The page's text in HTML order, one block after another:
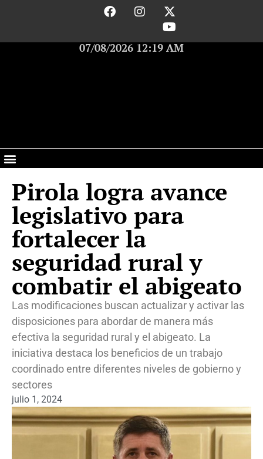
07/08/2026 12:19 AM
Pirola logra avance
legislativo para
fortalecer la
seguridad rural y
combatir el abigeato
Las modificaciones buscan actualizar y activar las
disposiciones para abordar de manera más
efectiva la seguridad rural y el abigeato. La
iniciativa destaca los beneficios de un trabajo
coordinado entre diferentes niveles de gobierno y
sectores
julio 1, 2024